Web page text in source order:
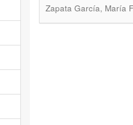
Zapata García, María